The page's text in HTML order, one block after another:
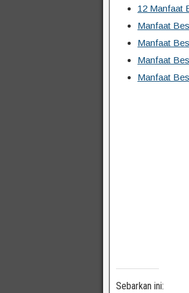
12 Manfaat
Manfaat
Manfaat
Manfaat
Manfaat
Sebarkan ini: